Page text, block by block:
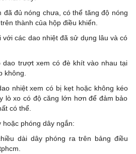
đã đủ nóng chưa, có thể tăng độ nóng
thành của hộp điều khiển.
với các dao nhiệt đã sử dụng lâu và có
dao trượt xem có đè khít vào nhau tại
không.
nhiệt xem có bị kẹt hoặc không kéo
lò xo có độ căng lớn hơn để đảm bảo
có thể.
phóng dây ngắn:
dài dây phóng ra trên bảng điều